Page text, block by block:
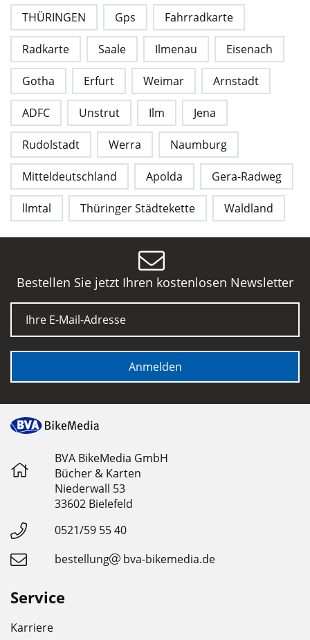
THÜRINGEN Gps Fahrradkarte
Radkarte Saale Ilmenau Eisenach
Gotha Erfurt Weimar Arnstadt
ADFC Unstrut Ilm Jena
Rudolstadt Werra Naumburg
Mitteldeutschland Apolda Gera-Radweg
llmtal Thüringer Städtekette Waldland
Bestellen Sie jetzt Ihren kostenlosen Newsletter
E-Mail
Anmelden
BVA BikeMedia GmbH
Bücher & Karten
Niederwall 53
33602 Bielefeld
0521/59 55 40
bestellung
bva-bikemedia.de
Service
Karriere